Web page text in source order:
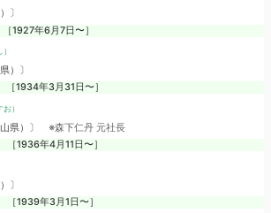
〕
1927年6月7日〜］
）〕
［1934年3月31日〜］
）
山県）〕 ※森下仁丹 元社長
［1936年4月11日〜］
〕
［1939年3月1日〜］